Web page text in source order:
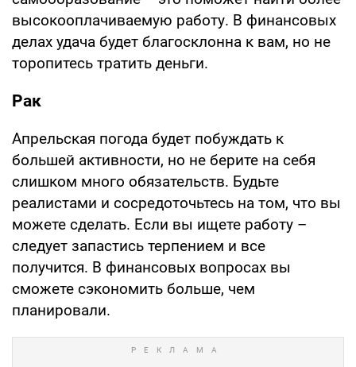
высокооплачиваемую работу. В финансовых
делах удача будет благосклонна к вам, но не
торопитесь тратить деньги.
Рак
Апрельская погода будет побуждать к
большей активности, но не берите на себя
слишком много обязательств. Будьте
реалистами и сосредоточьтесь на том, что вы
можете сделать. Если вы ищете работу –
следует запастись терпением и все
получится. В финансовых вопросах вы
сможете сэкономить больше, чем
планировали.